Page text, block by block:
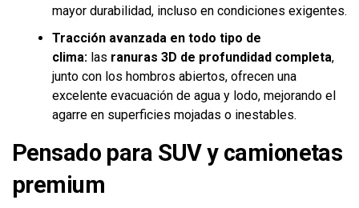
mayor durabilidad, incluso en condiciones exigentes.
Tracción avanzada en todo tipo de
clima: las ranuras 3D de profundidad completa,
junto con los hombros abiertos, ofrecen una
excelente evacuación de agua y lodo, mejorando el
agarre en superficies mojadas o inestables.
Pensado para SUV y camionetas
premium